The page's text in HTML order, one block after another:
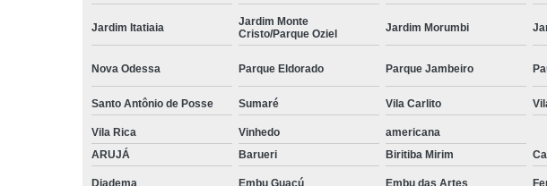
Jardim Itatiaia
Jardim Monte
Cristo/Parque Oziel
Jardim Morumbi
Nova Odessa Parque Eldorado Parque Jambeiro
Santo Antônio de Posse Sumaré Vila Carlito
Vila Rica Vinhedo
americana
ARUJÁ
Barueri Biritiba Mirim
Diadema Embu Guaçú Embu das Artes